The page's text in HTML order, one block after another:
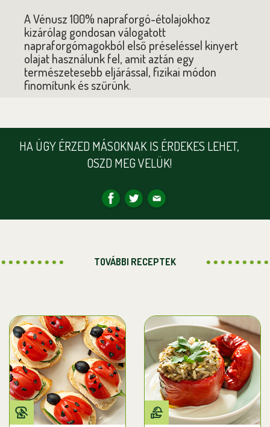
A Vénusz 100% napraforgó-étolajokhoz
kizárólag gondosan válogatott
napraforgómagokból első préseléssel kinyert
olajat használunk fel, amit aztán egy
természetesebb eljárással, fizikai módon
finomítunk és szűrünk.
HA ÚGY ÉRZED MÁSOKNAK IS ÉRDEKES LEHET,
OSZD MEG VELÜK!
TOVÁBBI RECEPTEK